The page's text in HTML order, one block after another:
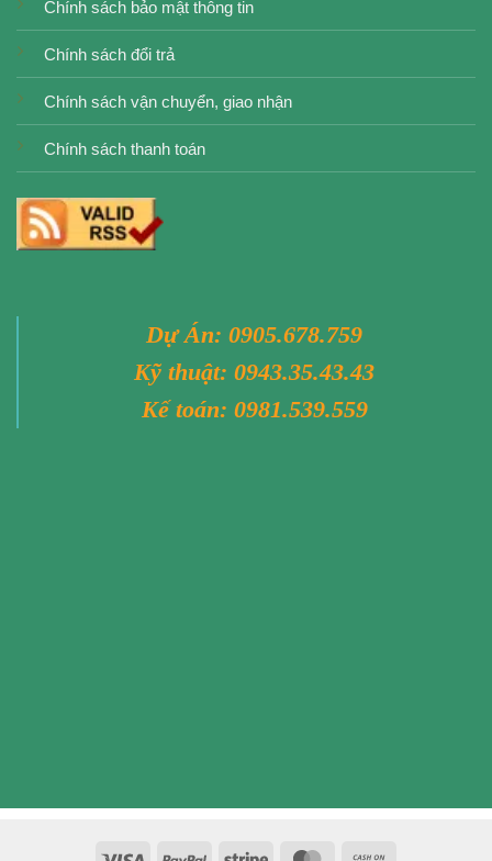
Chính sách bảo mật thông tin
Chính sách đổi trả
Chính sách vận chuyển, giao nhận
Chính sách thanh toán
Dự Án: 0905.678.759
Kỹ thuật: 0943.35.43.43
Kế toán: 0981.539.559